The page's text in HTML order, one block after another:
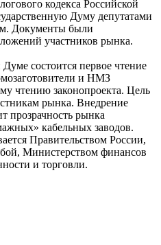
кодекса Российской
Думу депутатами
Документы были
участников рынка.
состоится первое чтение
и НМЗ
чтению законопроекта. Цель
рынка. Внедрение
прозрачность рынка
кабельных заводов.
Правительством России,
Министерством финансов
и торговли.